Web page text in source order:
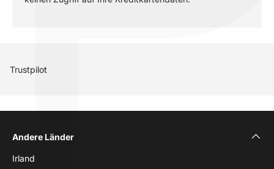
Trustpilot
Andere Länder
Irland